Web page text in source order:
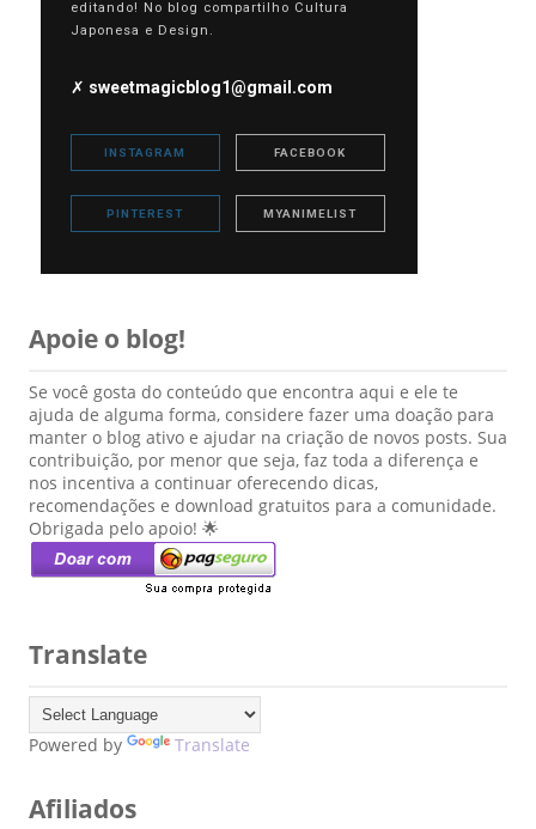
editando! No blog compartilho Cultura
Japonesa e Design.
✗ sweetmagicblog1@gmail.com
INSTAGRAM FACEBOOK
PINTEREST MYANIMELIST
Apoie o blog!
Se você gosta do conteúdo que encontra aqui e ele te
ajuda de alguma forma, considere fazer uma doação para
manter o blog ativo e ajudar na criação de novos posts. Sua
contribuição, por menor que seja, faz toda a diferença e
nos incentiva a continuar oferecendo dicas,
recomendações e download gratuitos para a comunidade.
Obrigada pelo apoio! 🌟
Translate
Powered by Translate
Afiliados